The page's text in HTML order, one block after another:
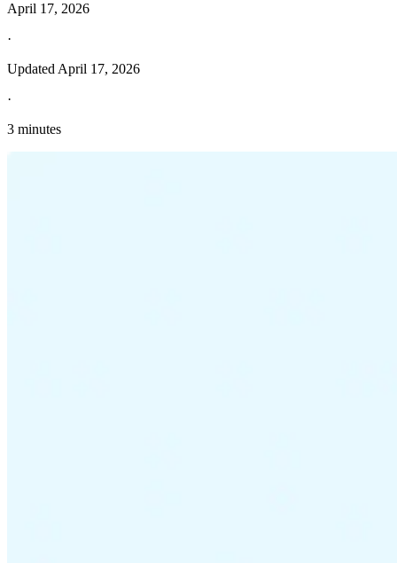
April 17, 2026
·
Updated April 17, 2026
·
3 minutes